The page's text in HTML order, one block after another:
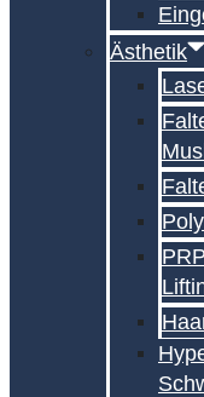
Ästhetik